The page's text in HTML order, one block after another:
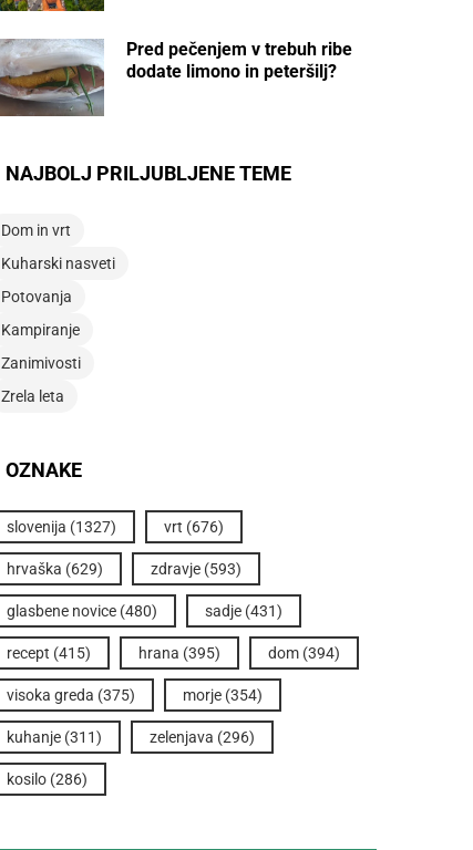
Pred pečenjem v trebuh ribe
dodate limono in peteršilj?
NAJBOLJ PRILJUBLJENE TEME
Dom in vrt
Kuharski nasveti
Potovanja
Kampiranje
Zanimivosti
Zrela leta
OZNAKE
slovenija (1327) vrt (676)
hrvaška (629) zdravje (593)
glasbene novice (480) sadje (431)
recept (415) hrana (395) dom (394)
visoka greda (375) morje (354)
kuhanje (311) zelenjava (296)
kosilo (286)